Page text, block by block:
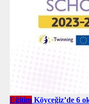
Eğitim Köyceğiz’de 6